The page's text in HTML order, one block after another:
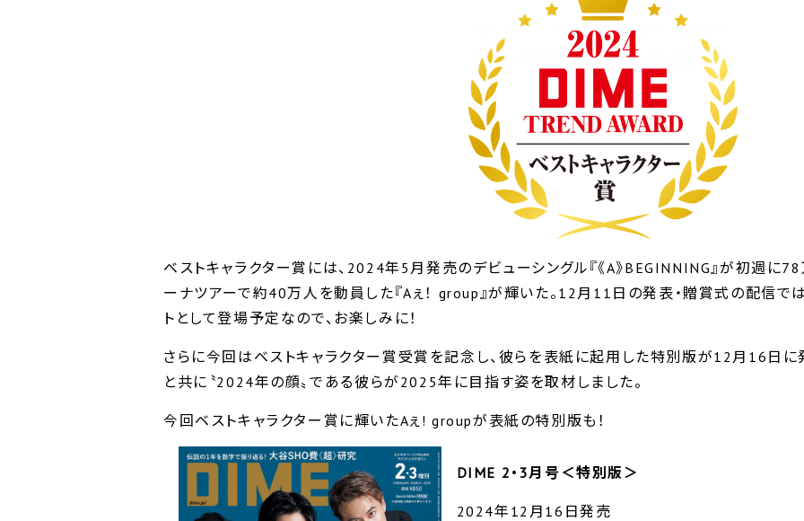
ベストキャラクター賞には、2024年5月発売のデビューシングル『《A》BEGINNING』が初週に
ーナツアーで約40万人を動員した『Aぇ！ group』が輝いた。12月11日の発表・贈賞式の配信で
トとして登場予定なので、お楽しみに！
さらに今回はベストキャラクター賞受賞を記念し、彼らを表紙に起用した特別版が12月16日
と共に〝2024年の顔〟である彼らが2025年に目指す姿を取材しました。
今回ベストキャラクター賞に輝いたAぇ! groupが表紙の特別版も！
DIME 2・3月号＜特別版＞
2024年12月16日発売